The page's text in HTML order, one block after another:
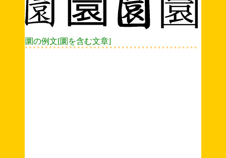
圜の例文[圜を含む文章]